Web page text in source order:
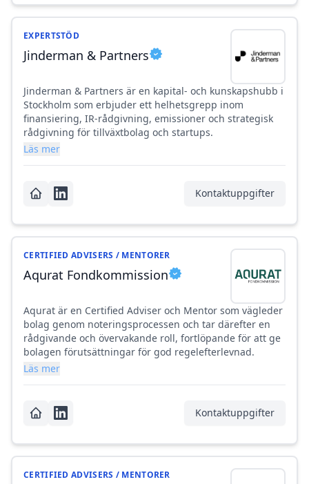
EXPERTSTÖD
Jinderman & Partners
Jinderman & Partners är en kapital- och kunskapshubb i
Stockholm som erbjuder ett helhetsgrepp inom
finansiering, IR-rådgivning, emissioner och strategisk
rådgivning för tillväxtbolag och startups.
Läs mer
Kontaktuppgifter
CERTIFIED ADVISERS / MENTORER
Aqurat Fondkommission
Aqurat är en Certified Adviser och Mentor som vägleder
bolag genom noteringsprocessen och tar därefter en
rådgivande och övervakande roll, fortlöpande för att ge
bolagen förutsättningar för god regelefterlevnad.
Läs mer
Kontaktuppgifter
CERTIFIED ADVISERS / MENTORER